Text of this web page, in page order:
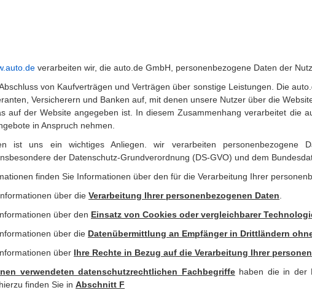
verarbeiten wir, die auto.de GmbH, personenbezogene Daten der
von Kaufverträgen und Verträgen über sonstige Leistungen. Die
Versicherern und Banken auf, mit denen unsere Nutzer über die
auf der Website angegeben ist. In diesem Zusammenhang verarbeitet die
in Anspruch nehmen.
ist uns ein wichtiges Anliegen. wir verarbeiten personenbezogene
der Datenschutz-Grundverordnung (DS-GVO) und dem
finden Sie Informationen über den für die Verarbeitung Ihrer
über die Verarbeitung Ihrer personenbezogenen Daten
über den Einsatz von Cookies oder vergleichbarer
über die Datenübermittlung an Empfänger in Drittländern
über Ihre Rechte in Bezug auf die Verarbeitung Ihrer
verwendeten datenschutzrechtlichen Fachbegriffe haben die in der
finden Sie in Abschnitt F